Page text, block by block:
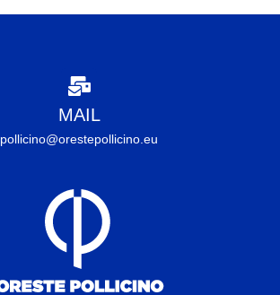
MAIL
pollicino@orestepollicino.eu